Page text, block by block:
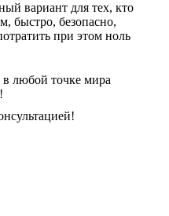
вариант для тех, кто
быстро, безопасно,
при этом ноль
в любой точке мира